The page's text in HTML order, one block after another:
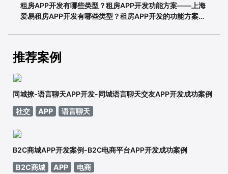
租房APP开发有哪些类型？租房APP开发功能方案——上海
爱易租房APP开发有哪些类型？租房APP开发的功能方案
基本功能有哪些，如何划分？说到租赁，相信大家都不陌
推荐案例
同城撩-语言聊天APP开发-同城语言聊天交友APP开发成功案例
社交
APP 语言聊天
B2C商城APP开发案例-B2C电商平台APP开发成功案例
B2C商城
APP 电商